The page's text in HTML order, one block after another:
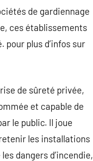
de gardiennage
ces établissements
plus d’infos sur
de sûreté privée,
et capable de
le public. Il joue
les installations
dangers d’incendie,